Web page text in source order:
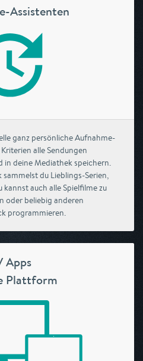
Assistenten
ganz persönliche Aufnahme-
alle Sendungen
in deine Mediathek speichern.
du Lieblings-Serien,
kannst auch alle Spielfilme zu
oder beliebig anderen
programmieren.
Apps
Plattform